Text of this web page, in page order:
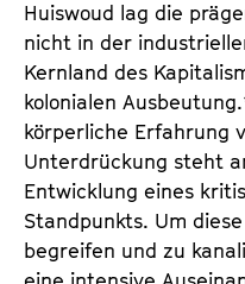
Huiswoud lag die
nicht in der
Kernland des
kolonialen
körperliche Erfahrung
Unterdrückung steht
Entwicklung eines
Standpunkts. Um
begreifen und zu